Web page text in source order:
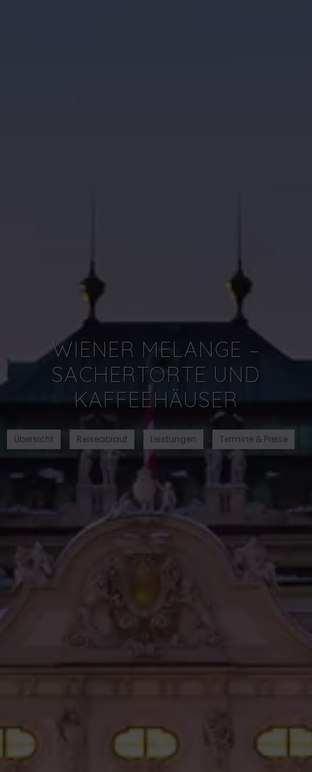
WIENER MELANGE –
SACHERTORTE UND
KAFFEEHÄUSER
Übersicht Reiseablauf Leistungen Termine & Preise